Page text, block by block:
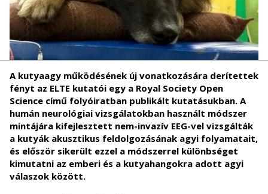
A kutyaagy működésének új vonatkozására derítettek
fényt az ELTE kutatói egy a Royal Society Open
Science című folyóiratban publikált kutatásukban. A
humán neurológiai vizsgálatokban használt módszer
mintájára kifejlesztett nem-invazív EEG-vel vizsgálták
a kutyák akusztikus feldolgozásának agyi folyamatait,
és először sikerült ezzel a módszerrel különbséget
kimutatni az emberi és a kutyahangokra adott agyi
válaszok között.